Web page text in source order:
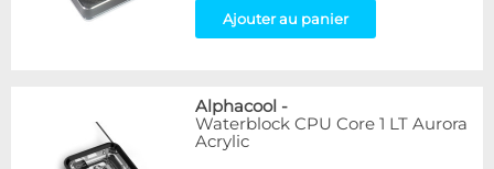
Ajouter au panier
Alphacool -
Waterblock CPU Core 1 LT Aurora
Acrylic